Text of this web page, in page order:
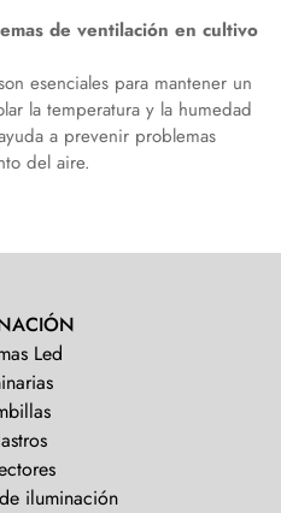
de ventilación en cultivo
esenciales para mantener un
la temperatura y la humedad
a prevenir problemas
del aire.
Led
iluminación